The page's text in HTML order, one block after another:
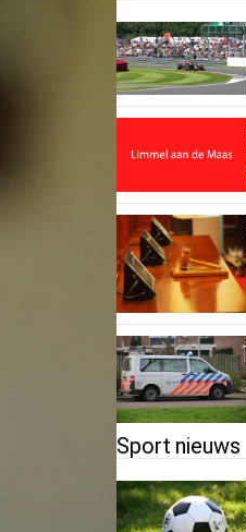
Sport nieuws